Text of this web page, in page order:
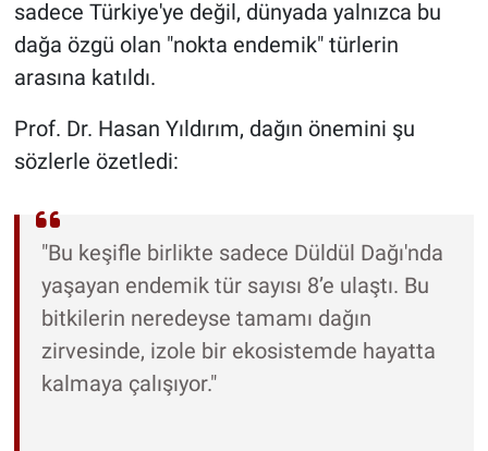
sadece Türkiye'ye değil, dünyada yalnızca bu
dağa özgü olan "nokta endemik" türlerin
arasına katıldı.
Prof. Dr. Hasan Yıldırım, dağın önemini şu
sözlerle özetledi:
"Bu keşifle birlikte sadece Düldül Dağı'nda
yaşayan endemik tür sayısı 8’e ulaştı. Bu
bitkilerin neredeyse tamamı dağın
zirvesinde, izole bir ekosistemde hayatta
kalmaya çalışıyor."